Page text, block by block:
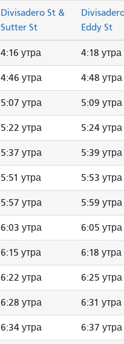
Divisadero St &
Sutter St
Eddy St
4:16 утра 4:18 утра
4:46 утра 4:48 утра
5:07 утра 5:09 утра
5:22 утра 5:24 утра
5:37 утра 5:39 утра
5:51 утра 5:53 утра
5:57 утра 5:59 утра
6:03 утра 6:05 утра
6:15 утра 6:18 утра
6:22 утра 6:25 утра
6:28 утра 6:31 утра
6:34 утра 6:37 утра